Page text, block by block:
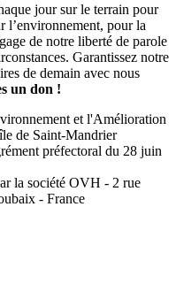
jour sur le terrain pour
l’environnement, pour la
de notre liberté de parole
Garantissez notre
de demain avec nous
un don !
et l'Amélioration
de Saint-Mandrier
préfectoral du 28 juin
la société OVH - 2 rue
- France